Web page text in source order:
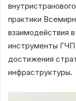
практики
взаимодействия
инструменты ГЧП
достижения
инфраструктуры.